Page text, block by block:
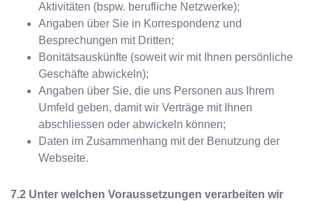
Aktivitäten (bspw. berufliche Netzwerke);
Angaben über Sie in Korrespondenz und
Besprechungen mit Dritten;
Bonitätsauskünfte (soweit wir mit Ihnen persönliche
Geschäfte abwickeln);
Angaben über Sie, die uns Personen aus Ihrem
Umfeld geben, damit wir Verträge mit Ihnen
abschliessen oder abwickeln können;
Daten im Zusammenhang mit der Benutzung der
Webseite.
Unter welchen Voraussetzungen verarbeiten wir